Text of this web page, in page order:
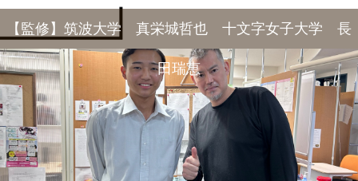
【監修】筑波大学 真栄城哲也 十文字女子大学 長
田瑞恵